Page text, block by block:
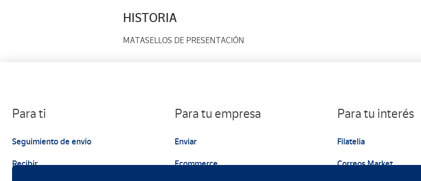
HISTORIA
MATASELLOS DE PRESENTACIÓN
Para ti
Seguimiento de envío
Recibir
Para tu empresa
Enviar
Ecommerce
Para tu interés
Filatelia
Correos Market